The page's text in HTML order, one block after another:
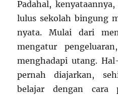
Padahal,
lulus sekolah bingung
nyata. Mulai dari
mengatur
menghadapi utang.
pernah diajarkan,
belajar dengan cara